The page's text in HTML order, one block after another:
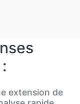
extension de